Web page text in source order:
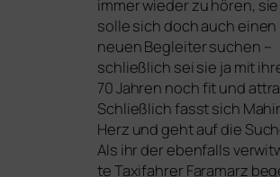
immer wie­der zu hören, sie
sol­le sich doch auch einen
neu­en Begleiter suchen –
schließ­lich sei sie ja mit
70 Jahren noch fit und
Schließlich fasst sich
Herz und geht auf die
Als ihr der eben­falls
te Taxifahrer Faramarz